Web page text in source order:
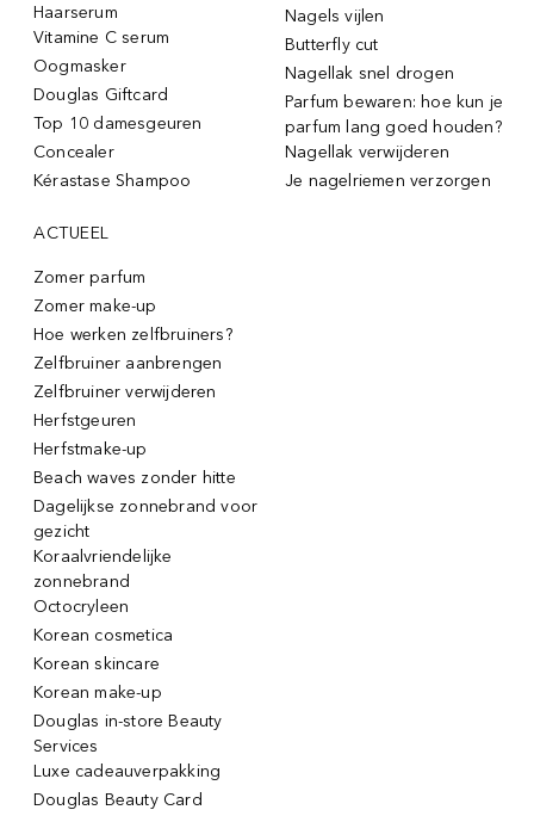
Haarserum
Vitamine C serum
Oogmasker
Douglas Giftcard
Top 10 damesgeuren
Concealer
Kérastase Shampoo
Nagels vijlen
Butterfly cut
Nagellak snel drogen
Parfum bewaren: hoe kun je
parfum lang goed houden?
Nagellak verwijderen
Je nagelriemen verzorgen
ACTUEEL
Zomer parfum
Zomer make-up
Hoe werken zelfbruiners?
Zelfbruiner aanbrengen
Zelfbruiner verwijderen
Herfstgeuren
Herfstmake-up
Beach waves zonder hitte
Dagelijkse zonnebrand voor
gezicht
Koraalvriendelijke
zonnebrand
Octocryleen
Korean cosmetica
Korean skincare
Korean make-up
Douglas in-store Beauty
Services
Luxe cadeauverpakking
Douglas Beauty Card